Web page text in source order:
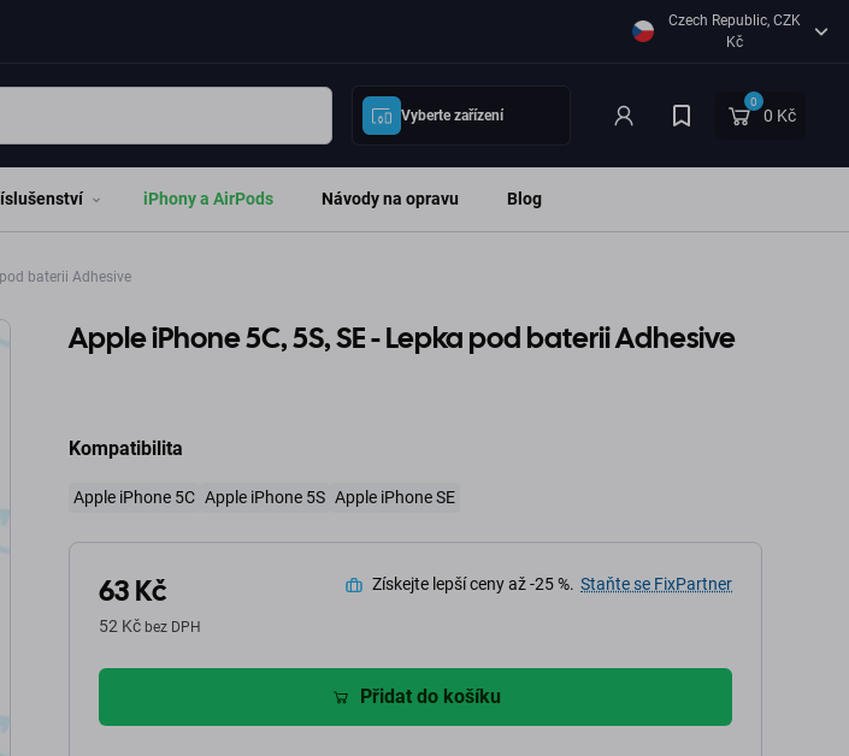
Czech Republic, CZK
Kč
Vyberte zařízení
0
0 Kč
iPhony a AirPods Návody na opravu Blog
baterii Adhesive
Apple iPhone 5C, 5S, SE - Lepka pod baterii Adhesive
Kompatibilita
Apple iPhone 5C Apple iPhone 5S Apple iPhone SE
63 Kč
52 Kč bez DPH
Získejte lepší ceny až -25 %. Staňte se FixPartner
Přidat do košíku